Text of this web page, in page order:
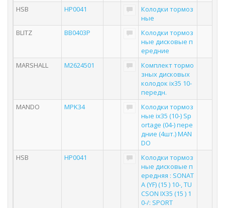
HSB
HP0041
Колодки тормоз
ные
BLITZ
BB0403P
Колодки тормоз
ные дисковые п
ередние
MARSHALL
M2624501
Комплект тормо
зных дисковых
колодок ix35 10-
передн.
MANDO
MPK34
Колодки тормоз
ные ix35 (10-) Sp
ortage (04-) пере
дние (4шт.) MAN
DO
HSB
HP0041
Колодки тормоз
ные дисковые п
ередняя : SONAT
A (YF) (15 ) 10-, TU
CSON IX35 (15 ) 1
0-/: SPORT